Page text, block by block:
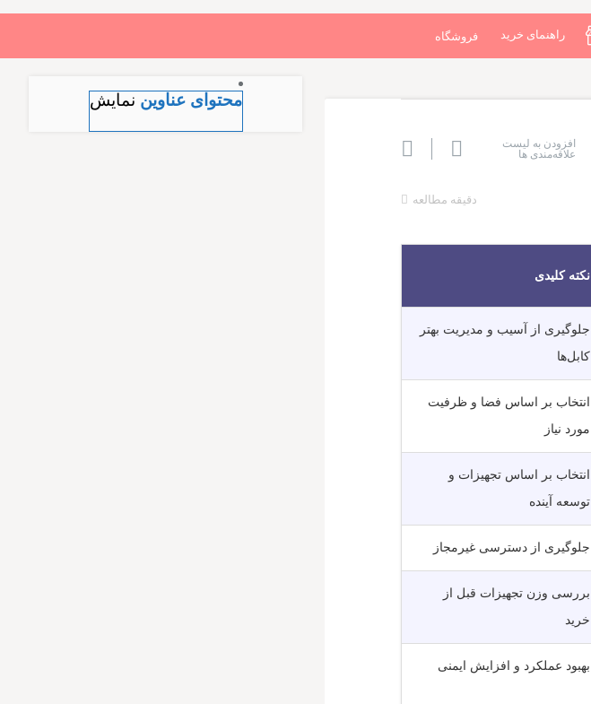
راهنمای خرید فروشگاه
افزودن به لیست
علاقه‌مندی ها
دقیقه مطالعه
نکته کلیدی
جلوگیری از آسیب و مدیریت بهتر
کابل‌ها
انتخاب بر اساس فضا و ظرفیت
مورد نیاز
انتخاب بر اساس تجهیزات و
توسعه آینده
جلوگیری از دسترسی غیرمجاز
بررسی وزن تجهیزات قبل از
خرید
بهبود عملکرد و افزایش ایمنی
محتوای عناوین نمایش